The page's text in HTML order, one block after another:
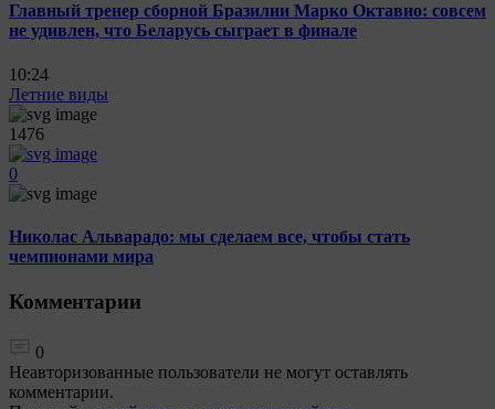
Главный тренер сборной Бразилии Марко Октавио: совсем
не удивлен, что Беларусь сыграет в финале
10:24
Летние виды
1476
0
Николас Альварадо: мы сделаем все, чтобы стать
чемпионами мира
Комментарии
0
Неавторизованные пользователи не могут оставлять
комментарии.